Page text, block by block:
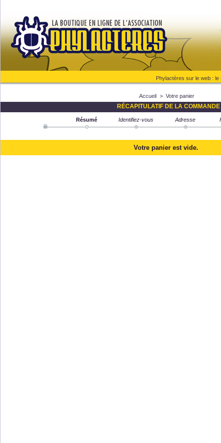
Phylactères sur le web : le
Accueil > Votre panier
RÉCAPITULATIF DE LA COMMANDE
Résumé Identifiez-vous Adresse
Votre panier est vide.